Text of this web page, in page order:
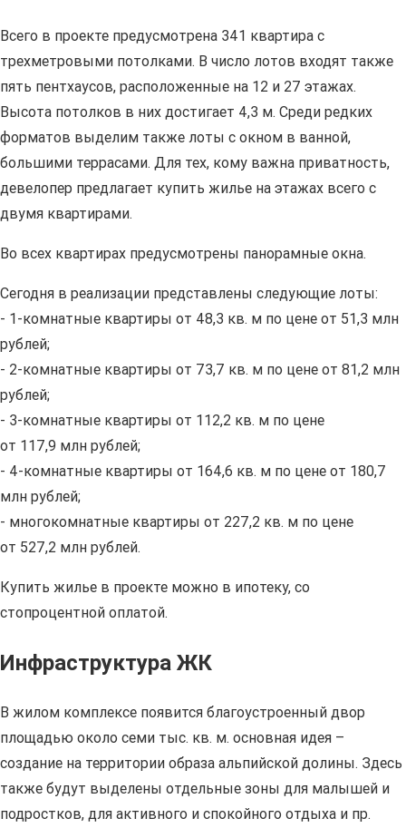
Всего в проекте предусмотрена 341 квартира с
трехметровыми потолками. В число лотов входят также
пять пентхаусов, расположенные на 12 и 27 этажах.
Высота потолков в них достигает 4,3 м. Среди редких
форматов выделим также лоты с окном в ванной,
большими террасами. Для тех, кому важна приватность,
девелопер предлагает купить жилье на этажах всего с
двумя квартирами.
Во всех квартирах предусмотрены панорамные окна.
Сегодня в реализации представлены следующие лоты:
- 1-комнатные квартиры от 48,3 кв. м по цене от 51,3 млн
рублей;
- 2-комнатные квартиры от 73,7 кв. м по цене от 81,2 млн
рублей;
- 3-комнатные квартиры от 112,2 кв. м по цене
от 117,9 млн рублей;
- 4-комнатные квартиры от 164,6 кв. м по цене от 180,7
млн рублей;
- многокомнатные квартиры от 227,2 кв. м по цене
от 527,2 млн рублей.
Купить жилье в проекте можно в ипотеку, со
стопроцентной оплатой.
Инфраструктура ЖК
В жилом комплексе появится благоустроенный двор
площадью около семи тыс. кв. м. основная идея –
создание на территории образа альпийской долины. Здесь
также будут выделены отдельные зоны для малышей и
подростков, для активного и спокойного отдыха и пр.